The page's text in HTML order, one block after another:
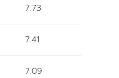
7.73
7.41
7.09